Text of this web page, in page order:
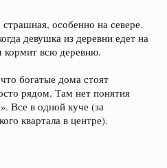
особенно на севере.
девушка из деревни едет на
кормит всю деревню.
богатые дома стоят
рядом. Там нет понятия
Все в одной куче (за
квартала в центре).